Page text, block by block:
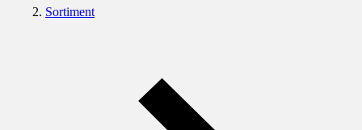
Sortiment